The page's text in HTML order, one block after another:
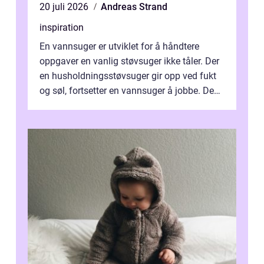
20 juli 2026
Andreas Strand
inspiration
En vannsuger er utviklet for å håndtere
oppgaver en vanlig støvsuger ikke tåler. Der
en husholdningsstøvsuger gir opp ved fukt
og søl, fortsetter en vannsuger å jobbe. Den